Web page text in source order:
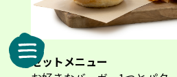
セットメニュー